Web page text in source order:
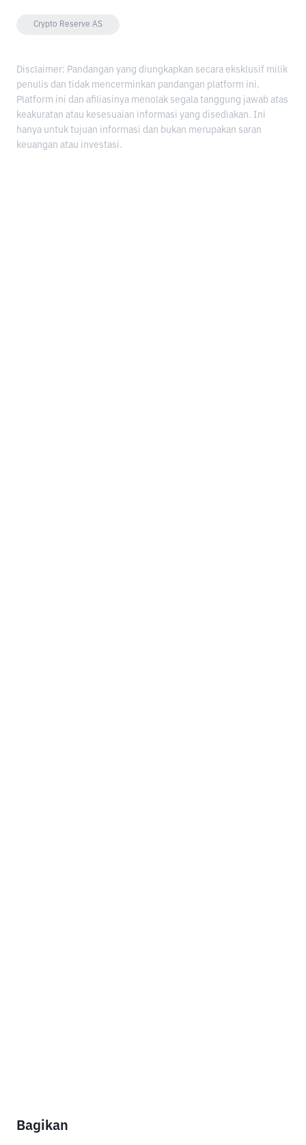
Crypto Reserve AS
Disclaimer: Pandangan yang diungkapkan secara eksklusif milik
penulis dan tidak mencerminkan pandangan platform ini.
Platform ini dan afiliasinya menolak segala tanggung jawab atas
keakuratan atau kesesuaian informasi yang disediakan. Ini
hanya untuk tujuan informasi dan bukan merupakan saran
keuangan atau investasi.
Bagikan